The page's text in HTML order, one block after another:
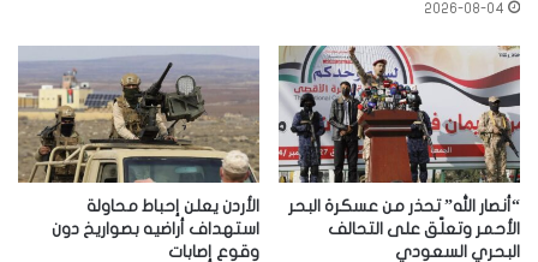
2026-08-04
“أنصار الله” تحذر من عسكرة البحر
الأحمر وتعلّق على التحالف
البحري السعودي
الأردن يعلن إحباط محاولة
استهداف أراضيه بصواريخ دون
وقوع إصابات